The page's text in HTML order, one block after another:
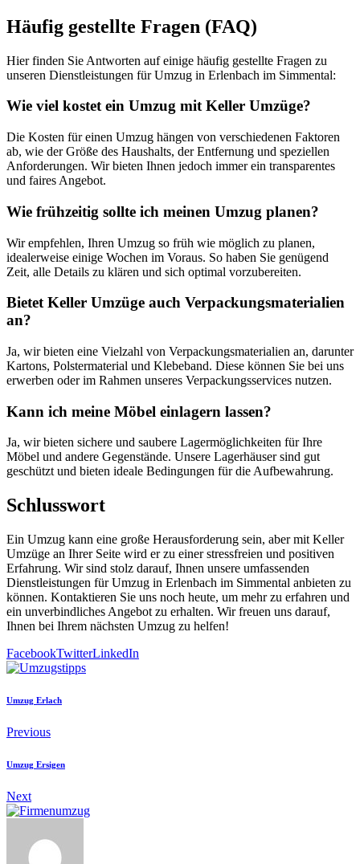
Häufig gestellte Fragen (FAQ)
Hier finden Sie Antworten auf einige häufig gestellte Fragen zu
unseren Dienstleistungen für Umzug in Erlenbach im Simmental:
Wie viel kostet ein Umzug mit Keller Umzüge?
Die Kosten für einen Umzug hängen von verschiedenen Faktoren
ab, wie der Größe des Haushalts, der Entfernung und speziellen
Anforderungen. Wir bieten Ihnen jedoch immer ein transparentes
und faires Angebot.
Wie frühzeitig sollte ich meinen Umzug planen?
Wir empfehlen, Ihren Umzug so früh wie möglich zu planen,
idealerweise einige Wochen im Voraus. So haben Sie genügend
Zeit, alle Details zu klären und sich optimal vorzubereiten.
Bietet Keller Umzüge auch Verpackungsmaterialien
an?
Ja, wir bieten eine Vielzahl von Verpackungsmaterialien an, darunter
Kartons, Polstermaterial und Klebeband. Diese können Sie bei uns
erwerben oder im Rahmen unseres Verpackungsservices nutzen.
Kann ich meine Möbel einlagern lassen?
Ja, wir bieten sichere und saubere Lagermöglichkeiten für Ihre
Möbel und andere Gegenstände. Unsere Lagerhäuser sind gut
geschützt und bieten ideale Bedingungen für die Aufbewahrung.
Schlusswort
Ein Umzug kann eine große Herausforderung sein, aber mit Keller
Umzüge an Ihrer Seite wird er zu einer stressfreien und positiven
Erfahrung. Wir sind stolz darauf, Ihnen unsere umfassenden
Dienstleistungen für Umzug in Erlenbach im Simmental anbieten zu
können. Kontaktieren Sie uns noch heute, um mehr zu erfahren und
ein unverbindliches Angebot zu erhalten. Wir freuen uns darauf,
Ihnen bei Ihrem nächsten Umzug zu helfen!
FacebookTwitterLinkedIn
Umzug Erlach
Previous
Umzug Ersigen
Next